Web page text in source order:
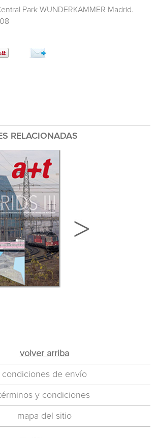
Park WUNDERKAMMER Madrid.
RELACIONADAS
volver arriba
condiciones de envío
y condiciones
mapa del sitio